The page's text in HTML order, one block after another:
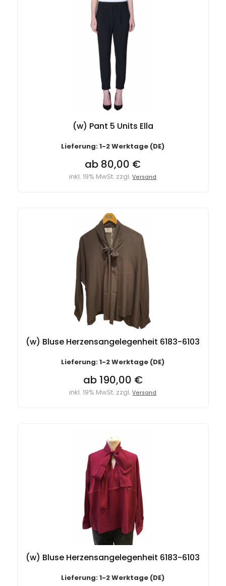
(w) Pant 5 Units Ella
Lieferung: 1-2 Werktage (DE)
ab 80,00 €
inkl. 19% MwSt. zzgl.Versand
(w) Bluse Herzensangelegenheit 6183-6103
Lieferung: 1-2 Werktage (DE)
ab 190,00 €
inkl. 19% MwSt. zzgl.Versand
(w) Bluse Herzensangelegenheit 6183-6103
Lieferung: 1-2 Werktage (DE)